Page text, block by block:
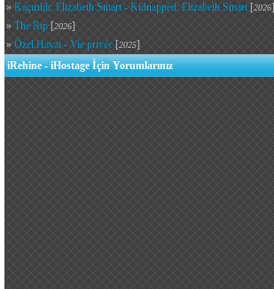
» Kaçırıldı: Elizabeth Smart - Kidnapped: Elizabeth Smart[2026]
» The Rip [2026]
» Özel Hayat - Vie privée [2025]
iRehine - iHostage İçin Yorumlarınız